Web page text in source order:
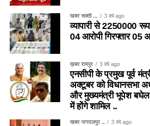
खबर सक्ती ... 3 वर्ष ago
व्यापारी से 2250000
04 आरोपी गिरफ्तार 05
ख़बर रायपुर 3 वर्ष ago
एनसीपी के प्रमुख पूर्व
अक्टूबर को विधानसभा
और मुख्यमंत्री भूपेश बघेल
में होंगे शामिल ..
खबर जगदलपुर .. 3 वर्ष ago